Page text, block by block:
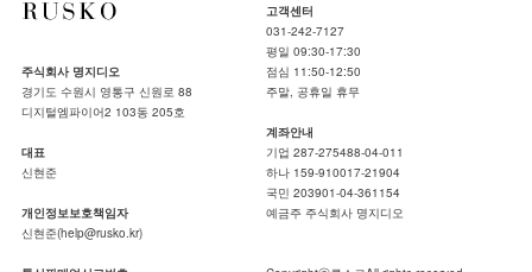
주식회사 명지디오
경기도 수원시 영통구 신원로 88
디지털엠파이어2 103동 205호
대표
신현준
개인정보보호책임자
신현준(help@rusko.kr)
고객센터
031-242-7127
평일 09:30-17:30
점심 11:50-12:50
주말, 공휴일 휴무
계좌안내
기업 287-275488-04-011
하나 159-910017-21904
국민 203901-04-361154
예금주 주식회사 명지디오